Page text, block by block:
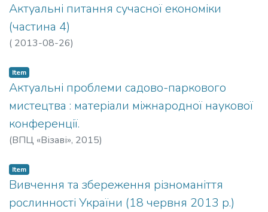
Актуальні питання сучасної економіки
(частина 4)
( 2013-08-26)
Item
Актуальні проблеми садово-паркового
мистецтва : матеріали міжнародної наукової
конференції.
(ВПЦ «Візаві», 2015)
Item
Вивчення та збереження різноманіття
рослинності України (18 червня 2013 р.)